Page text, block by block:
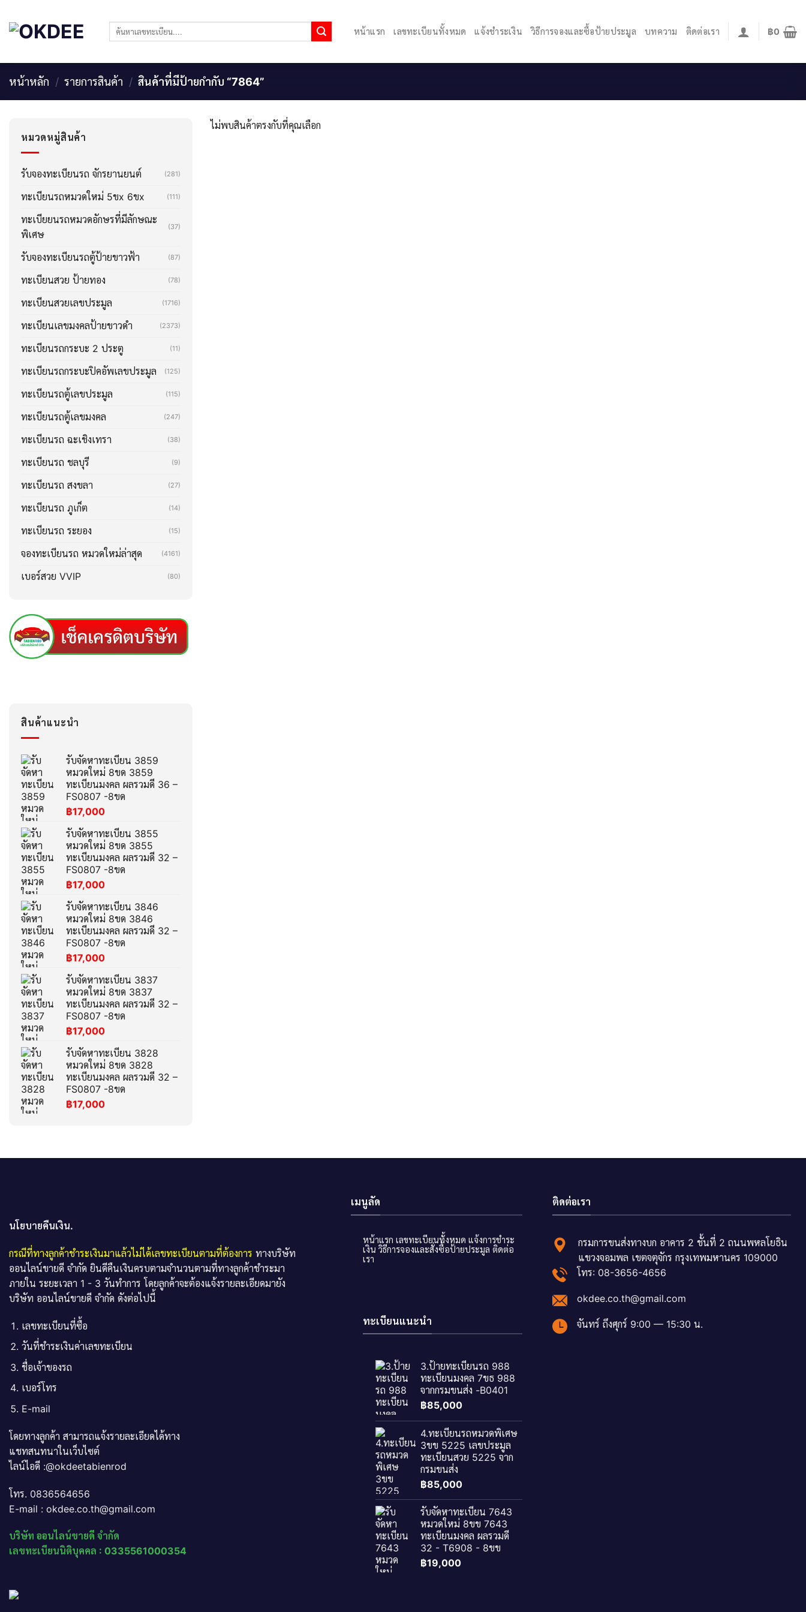
content
ค้นหา: หน้าแรก เลขทะเบียนทั้งหมด แจ้งชำระเงิน วิธีการจองและซื้อป้ายประมูล บทความ ติดต่อเรา ฿0
หน้าหลัก / รายการสินค้า / สินค้าที่มีป้ายกำกับ “7864”
หมวดหมู่สินค้า
รับจองทะเบียนรถ จักรยานยนต์ (281)
ทะเบียนรถหมวดใหม่ 5ขx 6ขx (111)
ทะเบียยนรถหมวดอักษรที่มีลักษณะ
พิเศษ
(37)
รับจองทะเบียนรถตู้ป้ายขาวฟ้า (87)
ทะเบียนสวย ป้ายทอง (78)
ทะเบียนสวยเลขประมูล (1716)
ทะเบียนเลขมงคลป้ายขาวดำ (2373)
ทะเบียนรถกระบะ 2 ประตู (11)
ทะเบียนรถกระบะปิคอัพเลขประมูล (125)
ทะเบียนรถตู้เลขประมูล (115)
ทะเบียนรถตู้เลขมงคล (247)
ทะเบียนรถ ฉะเชิงเทรา (38)
ทะเบียนรถ ชลบุรี (9)
ทะเบียนรถ สงขลา (27)
ทะเบียนรถ ภูเก็ต (14)
ทะเบียนรถ ระยอง (15)
จองทะเบียนรถ หมวดใหม่ล่าสุด (4161)
เบอร์สวย VVIP (80)
สินค้าแนะนำ
รับจัดหาทะเบียน 3859
หมวดใหม่ 8ขด 3859
ทะเบียนมงคล ผลรวมดี 36 –
FS0807 -8ขด
฿17,000
รับจัดหาทะเบียน 3855
หมวดใหม่ 8ขด 3855
ทะเบียนมงคล ผลรวมดี 32 –
FS0807 -8ขด
฿17,000
รับจัดหาทะเบียน 3846
หมวดใหม่ 8ขด 3846
ทะเบียนมงคล ผลรวมดี 32 –
FS0807 -8ขด
฿17,000
รับจัดหาทะเบียน 3837
หมวดใหม่ 8ขด 3837
ทะเบียนมงคล ผลรวมดี 32 –
FS0807 -8ขด
฿17,000
รับจัดหาทะเบียน 3828
หมวดใหม่ 8ขด 3828
ทะเบียนมงคล ผลรวมดี 32 –
FS0807 -8ขด
฿17,000
ไม่พบสินค้าตรงกับที่คุณเลือก
นโยบายคืนเงิน.
กรณีที่ทางลูกค้าชำระเงินมาแล้วไม่ได้เลขทะเบียนตามที่ต้องการ ทางบริษัท
ออนไลน์ขายดี จำกัด ยินดีคืนเงินครบตามจำนวนตามที่ทางลูกค้าชำระมา
ภายใน ระยะเวลา 1 - 3 วันทำการ โดยลูกค้าจะต้องแจ้งรายละเอียดมายัง
บริษัท ออนไลน์ขายดี จำกัด ดังต่อไปนี้
เลขทะเบียนที่ซื้อ
วันที่ชำระเงินค่าเลขทะเบียน
ชื่อเจ้าของรถ
เบอร์โทร
E-mail
โดยทางลูกค้า สามารถแจ้งรายละเอียดได้ทาง
แชทสนทนาในเว็บไซต์
ไลน์ไอดี :@okdeetabienrod
โทร. 0836564656
E-mail : okdee.co.th@gmail.com
บริษัท ออนไลน์ขายดี จำกัด
เลขทะเบียนนิติบุคคล : 0335561000354
เมนูลัด
หน้าแรก เลขทะเบียนทั้งหมด แจ้งการชำระ
เงิน วิธีการจองและสั่งซื้อป้ายประมูล ติดต่อ
เรา
ทะเบียนแนะนำ
3.ป้ายทะเบียนรถ 988
ทะเบียนมงคล 7ขธ 988
จากกรมขนส่ง -B0401
฿85,000
4.ทะเบียนรถหมวดพิเศษ
3ขข 5225 เลขประมูล
ทะเบียนสวย 5225 จาก
กรมขนส่ง
฿85,000
รับจัดหาทะเบียน 7643
หมวดใหม่ 8ขข 7643
ทะเบียนมงคล ผลรวมดี
32 - T6908 - 8ขข
฿19,000
ติดต่อเรา
กรมการขนส่งทางบก อาคาร 2 ชั้นที่ 2 ถนนพหลโยธิน
แขวงจอมพล เขตจตุจักร กรุงเทพมหานคร 109000
โทร: 08-3656-4656
okdee.co.th@gmail.com
จันทร์ ถึงศุกร์ 9:00 — 15:30 น.